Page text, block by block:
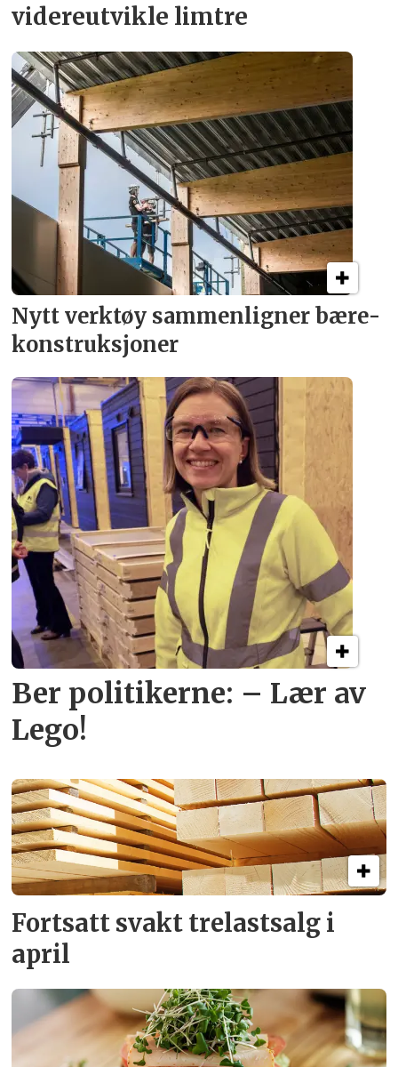
videreutvikle limtre
Nytt verktøy sammenligner bære­
konstruksjoner
Ber politikerne: – Lær av
Lego!
Fortsatt svakt trelastsalg i
april